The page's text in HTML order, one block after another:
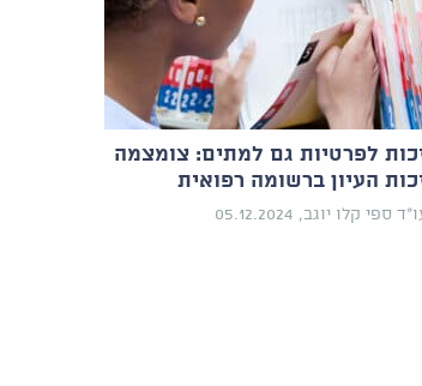
לפרטיות גם למתים: צומצמה
העיון ברשומה רפואית
ספי קלו יוגב, 05.12.2024